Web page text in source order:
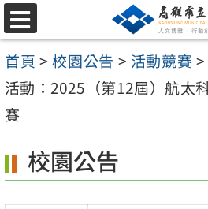
跳
至
主
要
內
區
選
單
首頁 > 校園公告 > 活動競賽 >
活動：2025（第12屆）航太
賽
校園公告